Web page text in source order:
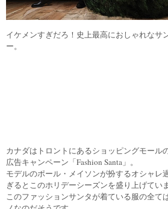
イケメンすぎだろ！史上最高におしゃれなサ
ー。
カナダはトロントにあるショッピングモール
広告キャンペーン「Fashion Santa」。
モデルのポール・メイソンが扮するオシャレ
ぎるとこのホリデーシーズンを盛り上げていま
このファッションサンタが着ている服の全て